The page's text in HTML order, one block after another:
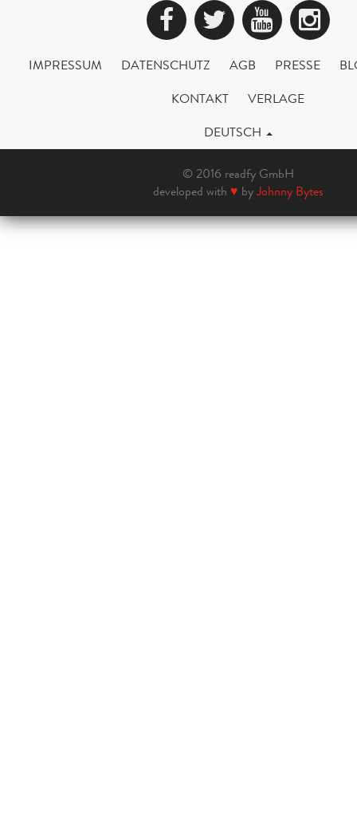
Facebook
Twitter
IMPRESSUM DATENSCHUTZ AGB PRESSE
KONTAKT
VERLAGE
DEUTSCH
© 2016 readfy GmbH
developed with ♥ byJohnny Bytes